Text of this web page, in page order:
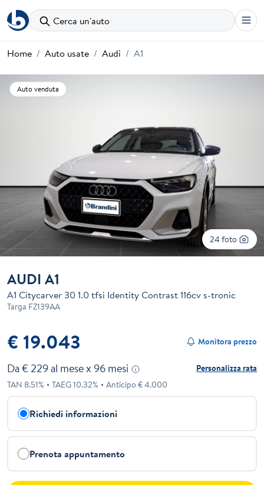
Cerca un'auto
Home Auto usate Audi A1
Auto venduta
24 foto
AUDI A1
A1 Citycarver 30 1.0 tfsi Identity Contrast 116cv s-tronic
Targa FZ139AA
€ 19.043 Monitora prezzo
Da € 229al mese x 96 mesi
Personalizza rata
TAN 8.51% TAEG10.32% Anticipo €4.000
Richiedi informazioni
Prenota appuntamento